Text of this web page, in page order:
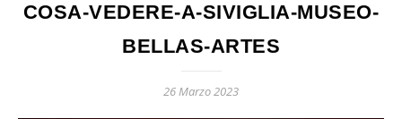
COSA-VEDERE-A-SIVIGLIA-MUSEO-
BELLAS-ARTES
26 Marzo 2023